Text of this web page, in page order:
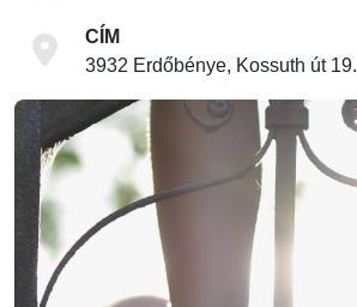
CÍM
3932 Erdőbénye, Kossuth út 19.